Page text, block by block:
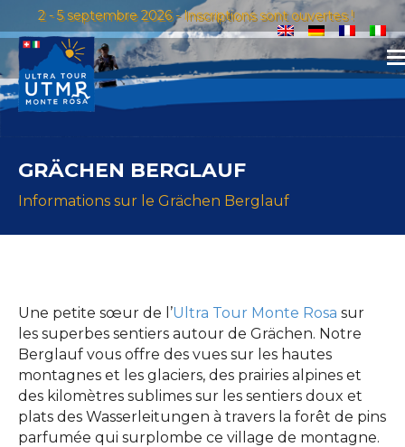
2 - 5 septembre 2026 - Inscriptions sont ouvertes !
GRÄCHEN BERGLAUF
Informations sur le Grächen Berglauf
Une petite sœur de l’Ultra Tour Monte Rosa sur
les superbes sentiers autour de Grächen. Notre
Berglauf vous offre des vues sur les hautes
montagnes et les glaciers, des prairies alpines et
des kilomètres sublimes sur les sentiers doux et
plats des Wasserleitungen à travers la forêt de pins
parfumée qui surplombe ce village de montagne.